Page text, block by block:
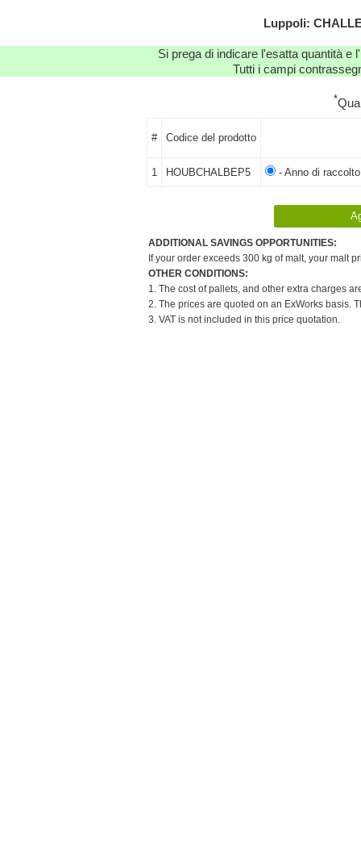
Luppoli:
Si prega di indicare l'esatta quantità e
Tutti i campi
*
# Codice del prodotto
1 HOUBCHALBEP5 - Anno di
ADDITIONAL SAVINGS OPPORTUNITIES:
If your order exceeds 300 kg of malt, your malt
OTHER CONDITIONS:
1. The cost of pallets, and other extra charges
2. The prices are quoted on an ExWorks basis.
3. VAT is not included in this price quotation.